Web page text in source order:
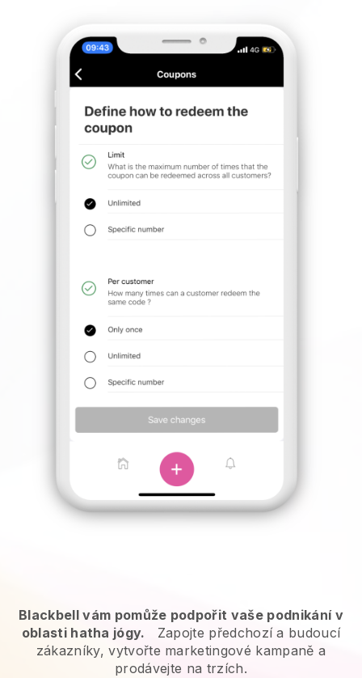
Blackbell vám pomůže podpořit vaše podnikání v
oblasti hatha jógy.
Zapojte předchozí a budoucí
zákazníky, vytvořte marketingové kampaně a
prodávejte na trzích.